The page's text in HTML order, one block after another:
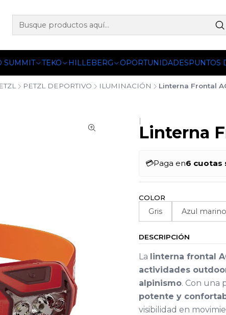
SUMMIT TEKO HILLEBERG OPORTUNIDADESPUNTOS
PETZL DEPORTIVO ILUMINACIÓN Linterna Frontal
|
Linterna
💳Paga en6 cuotas
COLOR
Gris Azul marino
DESCRIPCIÓN
La linterna frontal
actividades
alpinismo. Con una
potente y
visibilidad en